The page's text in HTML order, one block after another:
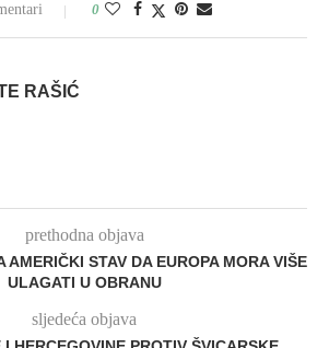
0
RAŠIĆ
prethodna objava
AMERIČKI STAV DA EUROPA MORA VIŠE
ULAGATI U OBRANU
sljedeća objava